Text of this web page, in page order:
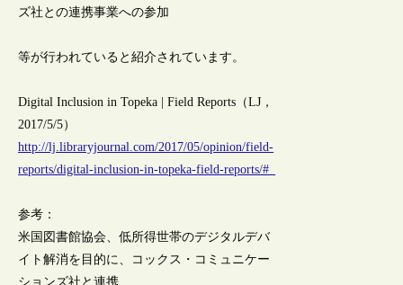
ズ社との連携事業への参加
等が行われていると紹介されています。
Digital Inclusion in Topeka | Field Reports（LJ，
2017/5/5）
http://lj.libraryjournal.com/2017/05/opinion/field-
reports/digital-inclusion-in-topeka-field-reports/#_
参考：
米国図書館協会、低所得世帯のデジタルデバ
イト解消を目的に、コックス・コミュニケー
ションズ社と連携